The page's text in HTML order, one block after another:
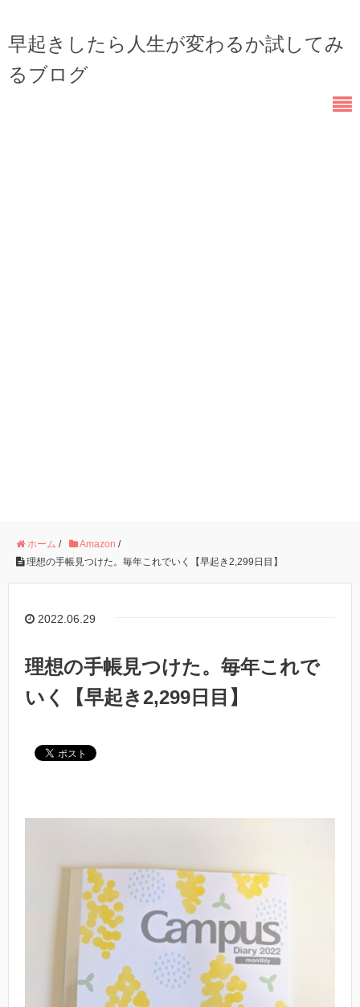
早起きしたら人生が変わるか試してみ
るブログ
ホーム / Amazon /
理想の手帳見つけた。毎年これでいく【早起き2,299日目】
2022.06.29
理想の手帳見つけた。毎年これで
いく【早起き2,299日目】